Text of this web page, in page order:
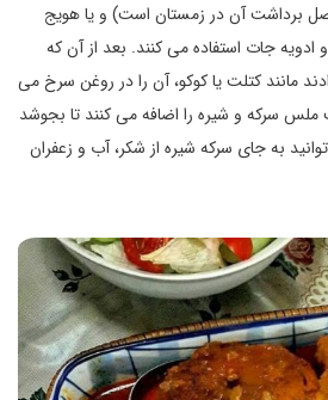
برداشت آن در زمستان است) و یا هویج
جات استفاده می کنند. بعد از آن که
مانند کتلت یا کوکو، آن را در روغن سرخ می
سرکه و شیره را اضافه می کنند تا بجوشد
به جای سرکه شیره از شکر، آب و زعفران